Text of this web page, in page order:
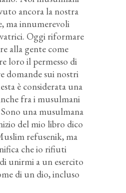
ancora la nostra
ma innumerevoli
Oggi riformare
alla gente come
loro il permesso di
domande sui nostri
è considerata una
fra i musulmani
una musulmana
del mio libro dico
refusenik, ma
che io rifiuti
unirmi a un esercito
di un dio, incluso